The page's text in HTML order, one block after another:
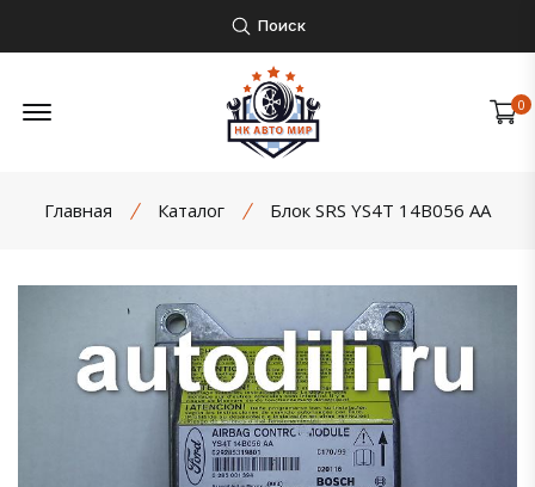
Поиск
Открыть боковое меню 0
Главная Каталог Блок SRS YS4T 14B056 AA